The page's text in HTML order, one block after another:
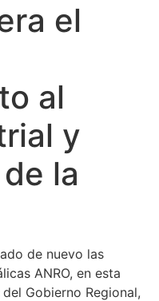
el
al
y
la
de nuevo las
ANRO, en esta
Gobierno Regional,